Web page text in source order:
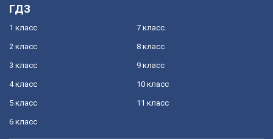
ГДЗ
1 класс
2 класс
3 класс
4 класс
5 класс
6 класс
7 класс
8 класс
9 класс
10 класс
11 класс